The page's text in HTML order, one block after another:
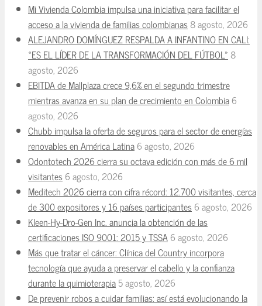
Mi Vivienda Colombia impulsa una iniciativa para facilitar el
acceso a la vivienda de familias colombianas8 agosto, 2026
ALEJANDRO DOMÍNGUEZ RESPALDA A INFANTINO EN CALI:
«ES EL LÍDER DE LA TRANSFORMACIÓN DEL FÚTBOL» 8
agosto, 2026
EBITDA de Mallplaza crece 9,6% en el segundo trimestre
mientras avanza en su plan de crecimiento en Colombia6
agosto, 2026
Chubb impulsa la oferta de seguros para el sector de energías
renovables en América Latina6 agosto, 2026
Odontotech 2026 cierra su octava edición con más de 6 mil
visitantes6 agosto, 2026
Meditech 2026 cierra con cifra récord: 12.700 visitantes, cerca
de 300 expositores y 16 países participantes6 agosto, 2026
Kleen-Hy-Dro-Gen Inc. anuncia la obtención de las
certificaciones ISO 9001: 2015 y TSSA6 agosto, 2026
Más que tratar el cáncer: Clínica del Country incorpora
tecnología que ayuda a preservar el cabello y la confianza
durante la quimioterapia5 agosto, 2026
De prevenir robos a cuidar familias: así está evolucionando la